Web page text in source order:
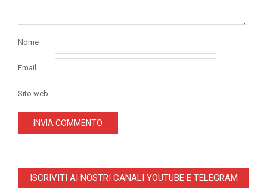
Nome
Email
Sito web
ISCRIVITI AI NOSTRI CANALI YOUTUBE E TELEGRAM